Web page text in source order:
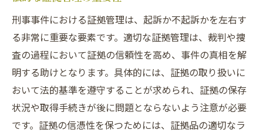
刑事事件における証拠管理は、起訴か不起訴かを左右す
る非常に重要な要素です。適切な証拠管理は、裁判や捜
査の過程において証拠の信頼性を高め、事件の真相を解
明する助けとなります。具体的には、証拠の取り扱いに
おいて法的基準を遵守することが求められ、証拠の保存
状況や取得手続きが後に問題とならないよう注意が必要
です。証拠の信憑性を保つためには、証拠品の適切なラ